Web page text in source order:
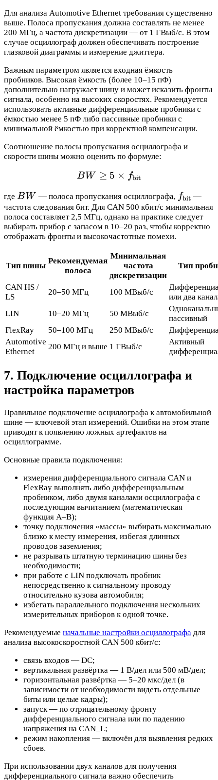
Для анализа Automotive Ethernet требования существенно
выше. Полоса пропускания должна составлять не менее
200 МГц, а частота дискретизации — от 1 ГВыб/с. В этом
случае осциллограф должен обеспечивать построение
глазковой диаграммы и измерение джиттера.
Важным параметром является входная ёмкость
пробников. Высокая ёмкость (более 10–15 пФ)
дополнительно нагружает шину и может исказить фронты
сигнала, особенно на высоких скоростях. Рекомендуется
использовать активные дифференциальные пробники с
ёмкостью менее 5 пФ либо пассивные пробники с
минимальной ёмкостью при корректной компенсации.
Соотношение полосы пропускания осциллографа и
скорости шины можно оценить по формуле:
BW \geq 5 \times
BW ≥ 5 × fbit
где BW
BW — полоса пропускания осциллографа, fbit —
частота следования бит. Для CAN 500 кбит/с минимальная
полоса составляет 2,5 МГц, однако на практике следует
выбирать прибор с запасом в 10–20 раз, чтобы корректно
отображать фронты и высокочастотные помехи.
Тип шины
Рекомендуемая
полоса
Минимальная
частота
дискретизации
Тип
CAN HS /
LS
20–50 МГц 100 МВыб/с
или два
LIN
10–20 МГц 50 МВыб/с
пассивный
FlexRay
50–100 МГц 250 МВыб/с
Automotive
Ethernet
200 МГц и выше 1 ГВыб/с
Активный
7. Подключение осциллографа и
настройка параметров
Правильное подключение осциллографа к автомобильной
шине — ключевой этап измерений. Ошибки на этом этапе
приводят к появлению ложных артефактов на
осциллограмме.
Основные правила подключения:
измерения дифференциального сигнала CAN и
FlexRay выполнять либо дифференциальным
пробником, либо двумя каналами осциллографа с
последующим вычитанием (математическая
функция A–B);
точку подключения «массы» выбирать максимально
близко к месту измерения, избегая длинных
проводов заземления;
не разрывать штатную терминацию шины без
необходимости;
при работе с LIN подключать пробник
непосредственно к сигнальному проводу
относительно кузова автомобиля;
избегать параллельного подключения нескольких
измерительных приборов к одной точке.
Рекомендуемые начальные настройки осциллографа для
анализа высокоскоростной CAN 500 кбит/с:
связь входов — DC;
вертикальная развёртка — 1 В/дел или 500 мВ/дел;
горизонтальная развёртка — 5–20 мкс/дел (в
зависимости от необходимости видеть отдельные
биты или целые кадры);
запуск — по отрицательному фронту
дифференциального сигнала или по падению
напряжения на CAN_L;
режим накопления — включён для выявления редких
сбоев.
При использовании двух каналов для получения
дифференциального сигнала важно обеспечить